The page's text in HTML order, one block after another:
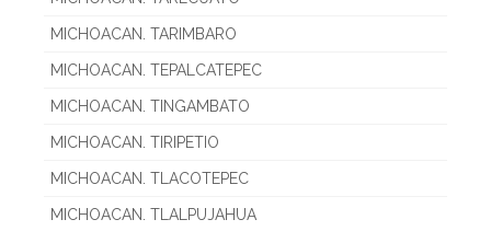
MICHOACAN. TARIMBARO
MICHOACAN. TEPALCATEPEC
MICHOACAN. TINGAMBATO
MICHOACAN. TIRIPETIO
MICHOACAN. TLACOTEPEC
MICHOACAN. TLALPUJAHUA